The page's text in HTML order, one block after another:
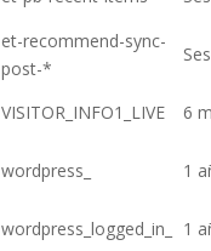
et-recommend-sync-
post-*
VISITOR_INFO1_LIVE
6
wordpress_
1
wordpress_logged_in_
1